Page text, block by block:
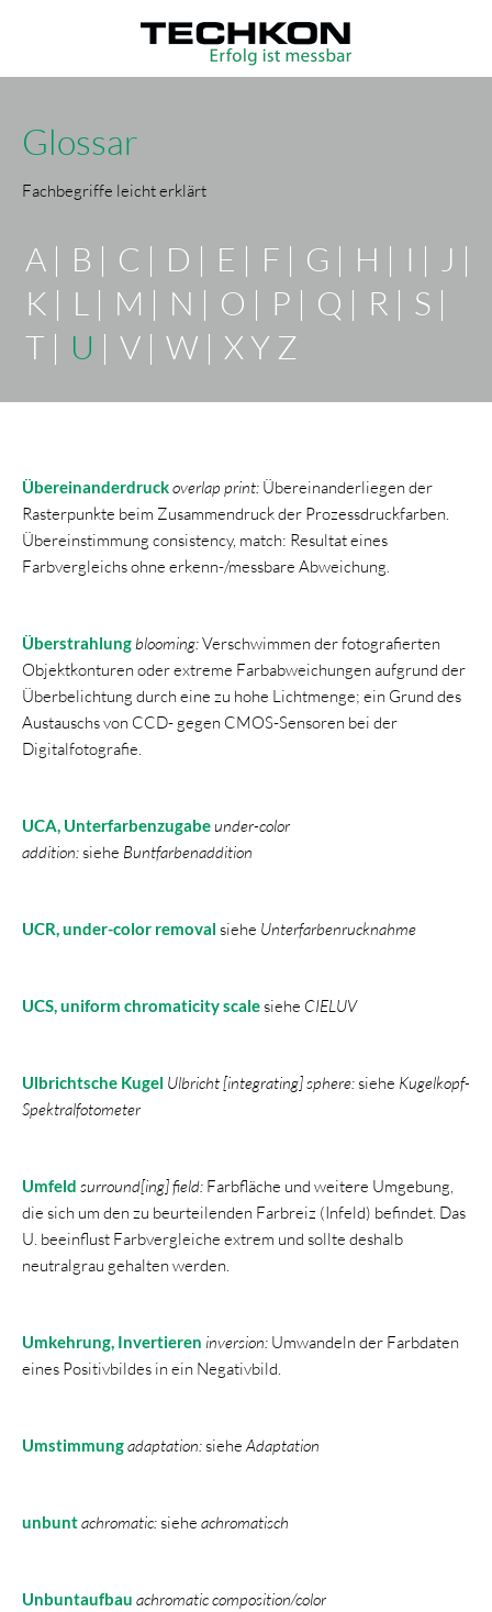
Glossar
Fachbegriffe leicht erklärt
überspringen
A B C D E F G H I
J
K
L M N O P Q R
S
T
U V W X Y Z
Übereinanderdruckoverlap print: Übereinanderliegen der
Rasterpunkte beim Zusammendruck der Prozessdruckfarben.
Übereinstimmung consistency, match: Resultat eines
Farbvergleichs ohne erkenn-/messbare Abweichung.
Überstrahlungblooming:Verschwimmen der fotografierten
Objektkonturen oder extreme Farbabweichungen aufgrund der
Überbelichtung durch eine zu hohe Lichtmenge; ein Grund des
Austauschs von CCD- gegen CMOS-Sensoren bei der
Digitalfotografie.
UCA, Unterfarbenzugabeunder-color
addition:siehe Buntfarbenaddition
UCR, under-color removal siehe Unterfarbenrucknahme
UCS, uniform chromaticity scalesiehe CIELUV
Ulbrichtsche Kugel Ulbricht [integrating] sphere:siehe Kugelkopf-
Spektralfotometer
Umfeld surround[ing] field: Farbfläche und weitere Umgebung,
die sich um den zu beurteilenden Farbreiz (Infeld) befindet. Das
U. beeinflust Farbvergleiche extrem und sollte deshalb
neutralgrau gehalten werden.
Umkehrung, Invertieren inversion: Umwandeln der Farbdaten
eines Positivbildes in ein Negativbild.
Umstimmungadaptation:sieheAdaptation
unbuntachromatic:siehe achromatisch
Unbuntaufbau achromatic composition/color